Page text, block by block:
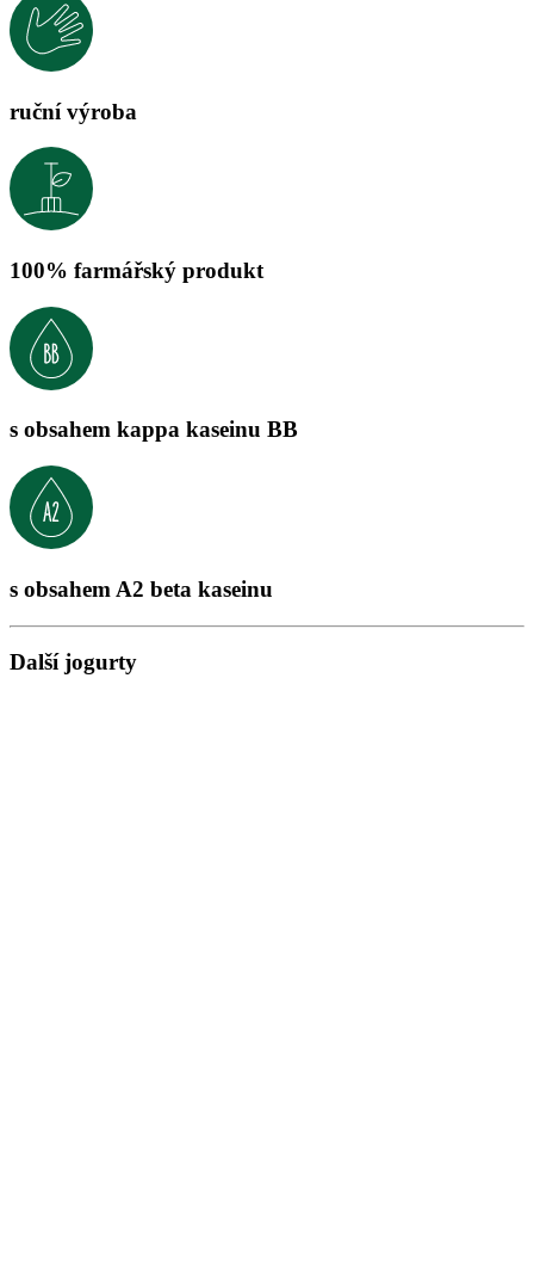
ruční výroba
100% farmářský produkt
s obsahem kappa kaseinu BB
s obsahem A2 beta kaseinu
Další jogurty